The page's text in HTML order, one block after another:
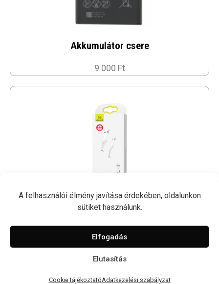
A felhasználói élmény javítása érdekében, oldalunkon
sütiket használunk.
Elfogadás
Elutasítás
Cookie tájékoztatóAdatkezelési szabályzat
Akkumulátor csere
9 000 Ft
1M USB Kábel - USAMS
2 500 Ft